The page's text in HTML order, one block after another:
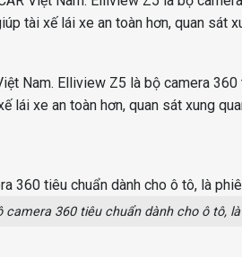
tài xế lái xe an toàn hơn, quan sát
Nam. Elliview Z5 là bộ camera
lái xe an toàn hơn, quan sát xung
camera 360 tiêu chuẩn dành cho ô tô,